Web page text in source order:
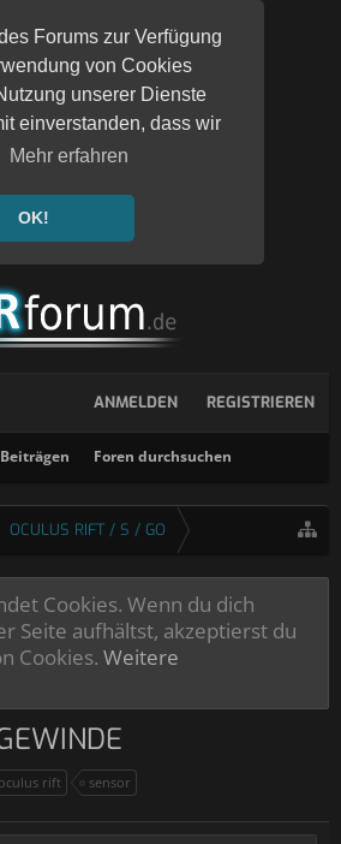
Forums zur Verfügung
von Cookies
unserer Dienste
einverstanden, dass wir
Mehr erfahren
OK!
Foren durchsuchen
ANMELDEN REGISTRIEREN
OCULUS RIFT / S / GO
Cookies. Wenn du dich
Seite aufhältst, akzeptierst du
Cookies. Weitere
oculus rift sensor